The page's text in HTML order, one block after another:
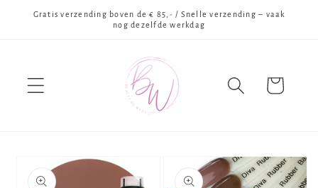
naar de
Gratis verzending boven de € 85,- / Snelle verzending – vaak
nog dezelfde werkdag
Winkelwagen
direct naar